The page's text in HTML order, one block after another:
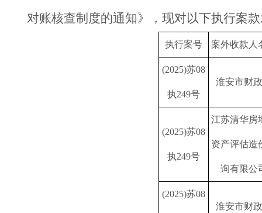
对账核查制度的通知》，现对以下执行案
执行案号 案外收款人
(2025)苏08
执249号
淮安市财
(2025)苏08
执249号
江苏清华房
资产评估造
询有限公
(2025)苏08
淮安市财